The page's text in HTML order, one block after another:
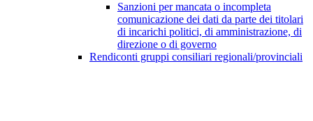
Sanzioni per mancata o incompleta
comunicazione dei dati da parte dei titolari
di incarichi politici, di amministrazione, di
direzione o di governo
Rendiconti gruppi consiliari regionali/provinciali